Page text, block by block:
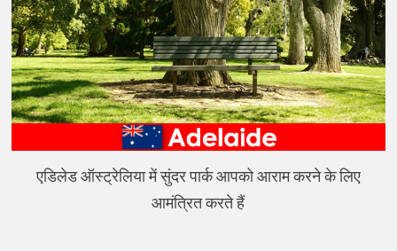
एडिलेड ऑस्ट्रेलिया में सुंदर पार्क आपको आराम करने के लिए
आमंत्रित करते हैं